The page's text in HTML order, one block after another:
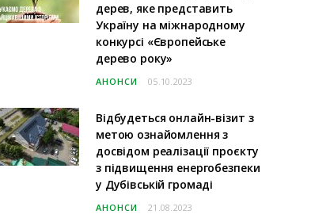
дерев, яке представить
Україну на міжнародному
конкурсі «Європейське
дерево року»
АНОНСИ 05.10.2023
Відбудеться онлайн-візит з
метою ознайомлення з
досвідом реалізації проєкту
з підвищення енергобезпеки
у Дубівській громаді
АНОНСИ 21.08.2023